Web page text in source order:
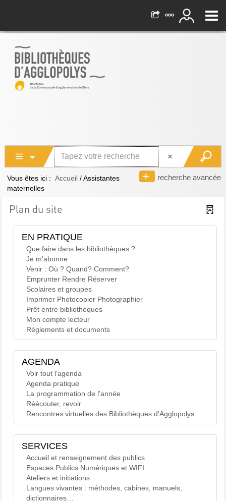
recherche avancée
Vous êtes ici : Accueil /Assistantes
maternelles
Plan du site
EN PRATIQUE
Que faire dans les bibliothèques ?
Je m'abonne
Venir : Où ? Quand? Comment?
Emprunter Rendre Réserver
Scolaires et groupes
Imprimer Photocopier Photographier
Prêt entre bibliothèques
Mon compte lecteur
Règlements et documents
AGENDA
Voir tout l'agenda
Agenda pratique
La programmation de l'année
Réécouter, revoir
Rencontres virtuelles des Bibliothèques d'Agglopolys
SERVICES
Accueil et renseignement des publics
Espaces Publics Numériques et WIFI
Ateliers et initiations
Langues vivantes : méthodes, cabines, manuels,
dictionnaires…